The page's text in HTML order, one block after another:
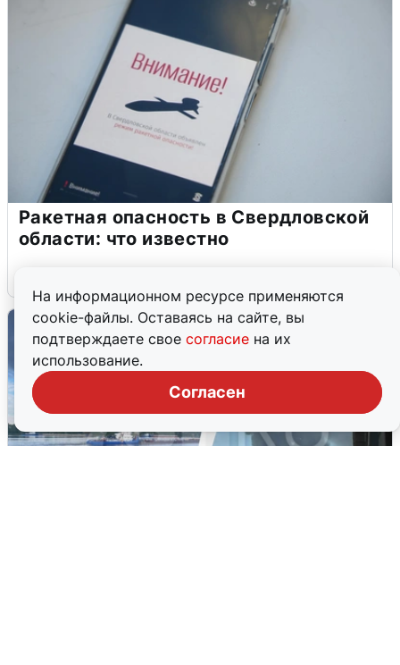
На информационном ресурсе применяются
cookie-файлы. Оставаясь на сайте, вы
подтверждаете свое согласие на их
использование.
Согласен
Ракетная опасность в Свердловской
области: что известно